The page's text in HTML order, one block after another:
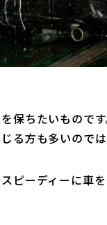
保ちたいもので
る方も多いのでは
ピーディーに車